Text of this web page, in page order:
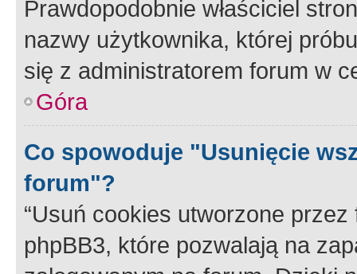
Prawdopodobnie właściciel
nazwy użytkownika, której
się z administratorem forum w
Góra
Co spowoduje "Usunięcie
forum"?
“Usuń cookies utworzone
phpBB3, które pozwalają na